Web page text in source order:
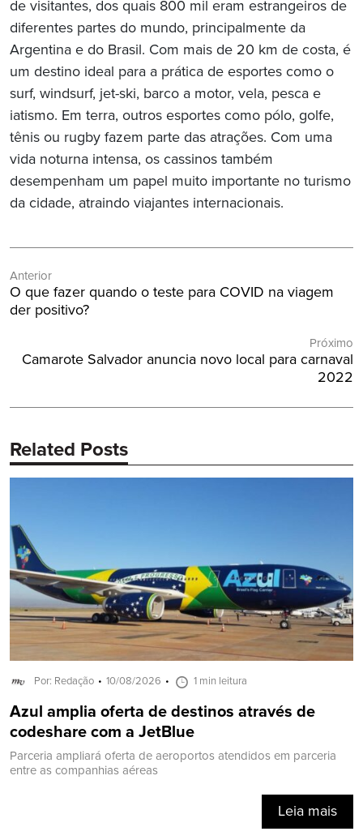
de visitantes, dos quais 800 mil eram estrangeiros de
diferentes partes do mundo, principalmente da
Argentina e do Brasil. Com mais de 20 km de costa, é
um destino ideal para a prática de esportes como o
surf, windsurf, jet-ski, barco a motor, vela, pesca e
iatismo. Em terra, outros esportes como pólo, golfe,
tênis ou rugby fazem parte das atrações. Com uma
vida noturna intensa, os cassinos também
desempenham um papel muito importante no turismo
da cidade, atraindo viajantes internacionais.
de
Post
Anterior
Post
Anterior:
O que fazer quando o teste para COVID na viagem
der positivo?
Próximo
Próximo
Camarote Salvador anuncia novo local para carnaval
2022
Related Posts
Por: Redação 10/08/2026 1 min leitura
Azul amplia oferta de destinos através de
codeshare com a JetBlue
Parceria ampliará oferta de aeroportos atendidos em parceria
entre as companhias aéreas
Leia mais